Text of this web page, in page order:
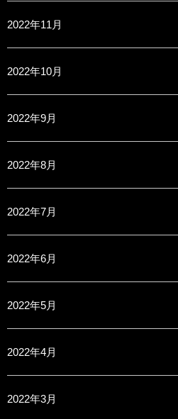
2022年11月
2022年10月
2022年9月
2022年8月
2022年7月
2022年6月
2022年5月
2022年4月
2022年3月